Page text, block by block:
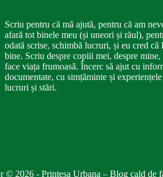
Scriu pentru că mă ajută, pentru că am
afară tot binele meu (și uneori și răul),
odată scrise, schimbă lucruri, și eu cred că
bine. Scriu despre copiii mei, despre mine,
face viața frumoasă. Încerc să ajut cu
documentate, cu simțăminte și
lucruri și stări.
© 2026 - Printesa Urbana – Blog cald de